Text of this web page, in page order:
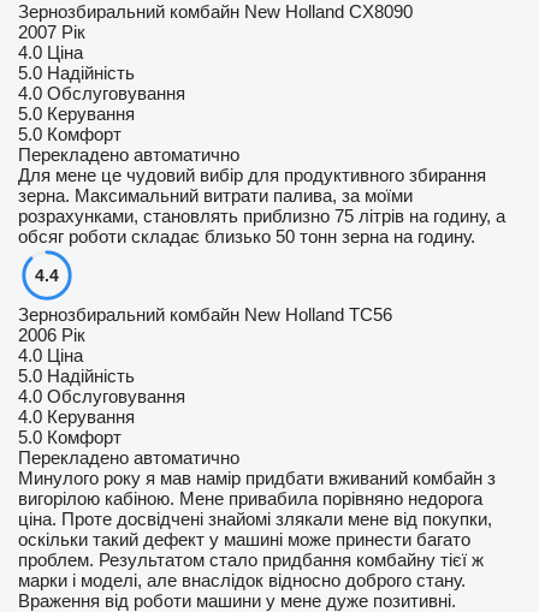
Зернозбиральний комбайн New Holland CX8090
2007 Рік
4.0 Ціна
5.0 Надійність
4.0 Обслуговування
5.0 Керування
5.0 Комфорт
Перекладено автоматично
Для мене це чудовий вибір для продуктивного збирання
зерна. Максимальний витрати палива, за моїми
розрахунками, становлять приблизно 75 літрів на годину, а
обсяг роботи складає близько 50 тонн зерна на годину.
4.4
Зернозбиральний комбайн New Holland ТС56
2006 Рік
4.0 Ціна
5.0 Надійність
4.0 Обслуговування
4.0 Керування
5.0 Комфорт
Перекладено автоматично
Минулого року я мав намір придбати вживаний комбайн з
вигорілою кабіною. Мене привабила порівняно недорога
ціна. Проте досвідчені знайомі злякали мене від покупки,
оскільки такий дефект у машині може принести багато
проблем. Результатом стало придбання комбайну тієї ж
марки і моделі, але внаслідок відносно доброго стану.
Враження від роботи машини у мене дуже позитивні.